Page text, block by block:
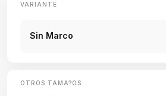
VARIANTE
Sin Marco
OTROS TAMA?OS